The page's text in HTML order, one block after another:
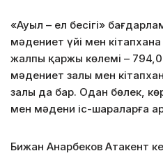
«Ауыл – ел бесігі»
мәдениет үйі мен
жалпы қаржы көлемі –
мәдениет залы мен
залы да бар. Одан бөлек,
мен мәдени іс-шараларға
Бижан Анарбеков Атакент